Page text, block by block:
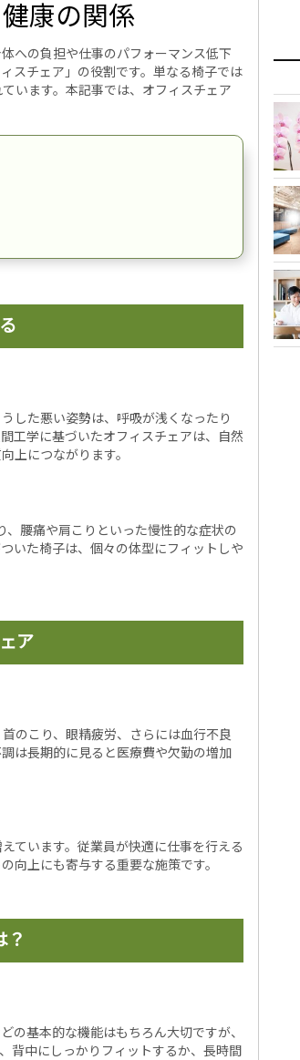
康の関係
への負担や仕事のパフォーマンス低下
スチェア」の役割です。単なる椅子では
います。本記事では、オフィスチェア
した悪い姿勢は、呼吸が浅くなったり
工学に基づいたオフィスチェアは、自然
上につながります。
腰痛や肩こりといった慢性的な症状の
いた椅子は、個々の体型にフィットしや
ア
のこり、眼精疲労、さらには血行不良
は長期的に見ると医療費や欠勤の増加
ています。従業員が快適に仕事を行える
向上にも寄与する重要な施策です。
？
の基本的な機能はもちろん大切ですが、
背中にしっかりフィットするか、長時間